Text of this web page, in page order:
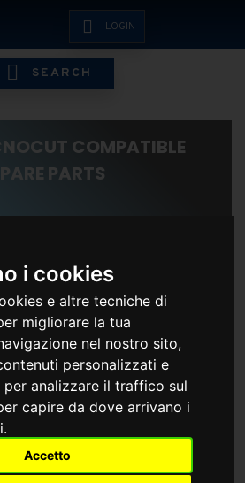
i cookies
e altre tecniche di
migliorare la tua
nel nostro sito,
personalizzati e
per analizzare il traffico sul
capire da dove arrivano i
Accetto
LOGIN
SEARCH
COMPATIBLE
PARTS
PER VEDERE I PREZZI RISERVATI